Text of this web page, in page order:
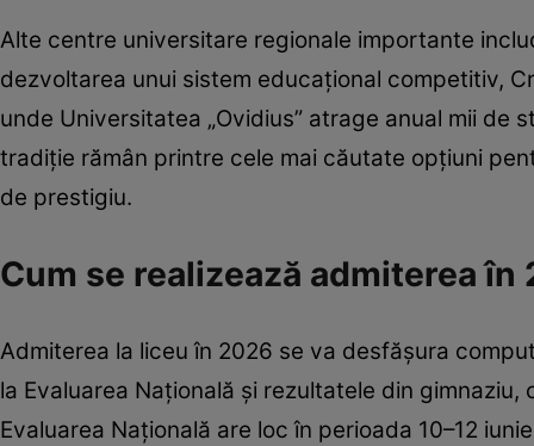
Alte centre universitare regionale importante
dezvoltarea unui sistem educațional competitiv,
unde Universitatea „Ovidius” atrage anual mii
tradiție rămân printre cele mai căutate opțiuni
de prestigiu.
Cum se realizează admiterea
Admiterea la liceu în 2026 se va desfășura
la Evaluarea Națională și rezultatele din
Evaluarea Națională are loc în perioada 10–12